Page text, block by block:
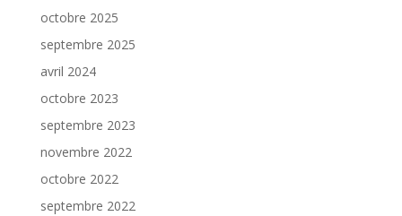
octobre 2025
septembre 2025
avril 2024
octobre 2023
septembre 2023
novembre 2022
octobre 2022
septembre 2022